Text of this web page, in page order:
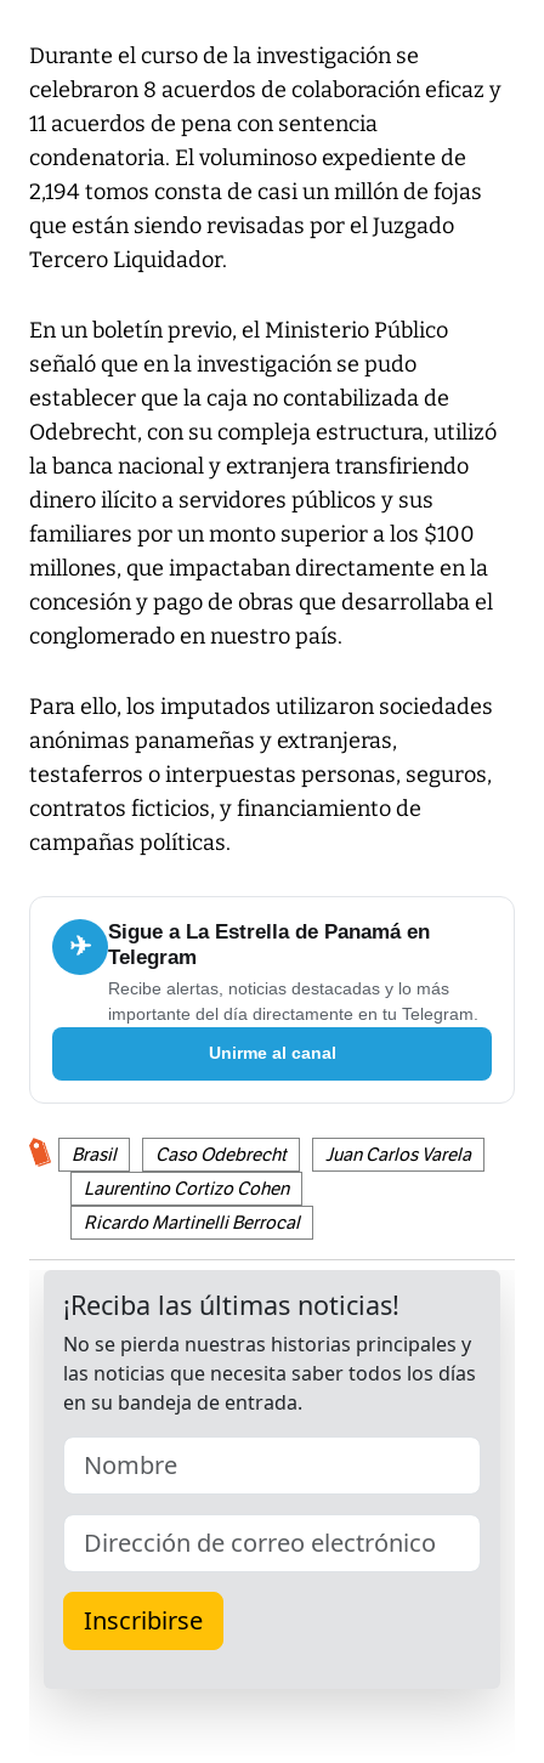
Durante el curso de la investigación se
celebraron 8 acuerdos de colaboración eficaz y
11 acuerdos de pena con sentencia
condenatoria. El voluminoso expediente de
2,194 tomos consta de casi un millón de fojas
que están siendo revisadas por el Juzgado
Tercero Liquidador.
En un boletín previo, el Ministerio Público
señaló que en la investigación se pudo
establecer que la caja no contabilizada de
Odebrecht, con su compleja estructura, utilizó
la banca nacional y extranjera transfiriendo
dinero ilícito a servidores públicos y sus
familiares por un monto superior a los $100
millones, que impactaban directamente en la
concesión y pago de obras que desarrollaba el
conglomerado en nuestro país.
Para ello, los imputados utilizaron sociedades
anónimas panameñas y extranjeras,
testaferros o interpuestas personas, seguros,
contratos ficticios, y financiamiento de
campañas políticas.
✈
Sigue a La Estrella de Panamá en
Telegram
Recibe alertas, noticias destacadas y lo más
importante del día directamente en tu Telegram.
Unirme al canal
Brasil Caso Odebrecht
Juan Carlos Varela
Laurentino Cortizo Cohen
Ricardo Martinelli Berrocal